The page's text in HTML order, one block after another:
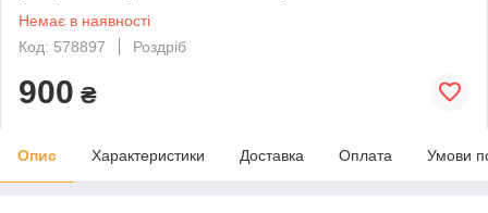
Немає в наявності
Код: 578897
Роздріб
900 ₴
Опис Характеристики Доставка Оплата Умови